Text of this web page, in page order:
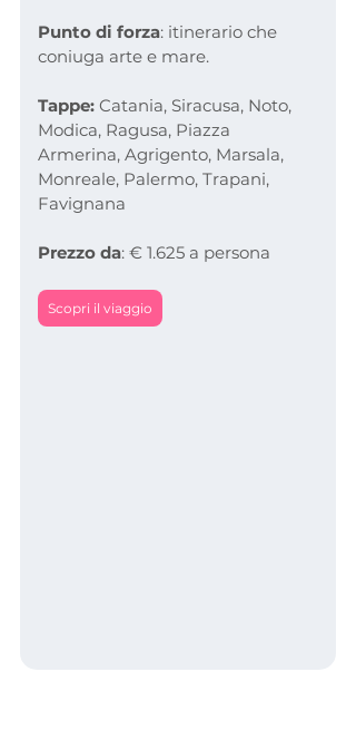
Punto di forza: itinerario che
coniuga arte e mare.
Tappe: Catania, Siracusa, Noto,
Modica, Ragusa, Piazza
Armerina, Agrigento, Marsala,
Monreale, Palermo, Trapani,
Favignana
Prezzo da: € 1.625 a persona
Scopri il viaggio